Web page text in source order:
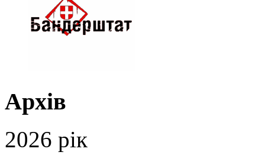
Архів
2026 рік